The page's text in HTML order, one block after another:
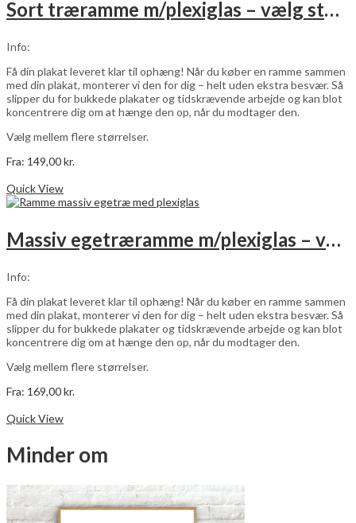
Mulighederne
varesiden
Sort træramme m/plexiglas – vælg størrelse
Info:
Få din plakat leveret klar til ophæng! Når du køber en ramme sammen
med din plakat, monterer vi den for dig – helt uden ekstra besvær. Så
slipper du for bukkede plakater og tidskrævende arbejde og kan blot
koncentrere dig om at hænge den op, når du modtager den.
Vælg mellem flere størrelser.
Fra: 149,00kr.
har
Mulighederne
varesiden
Quick View
Massiv egetræramme m/plexiglas – vælg størrelse
Info:
Få din plakat leveret klar til ophæng! Når du køber en ramme sammen
med din plakat, monterer vi den for dig – helt uden ekstra besvær. Så
slipper du for bukkede plakater og tidskrævende arbejde og kan blot
koncentrere dig om at hænge den op, når du modtager den.
Vælg mellem flere størrelser.
Fra: 169,00kr.
varianter.
kan
vælges
på
Quick View
Minder om